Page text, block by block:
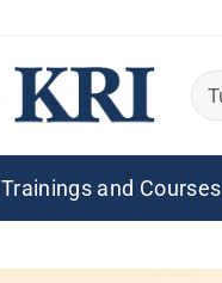
Trainings and Courses